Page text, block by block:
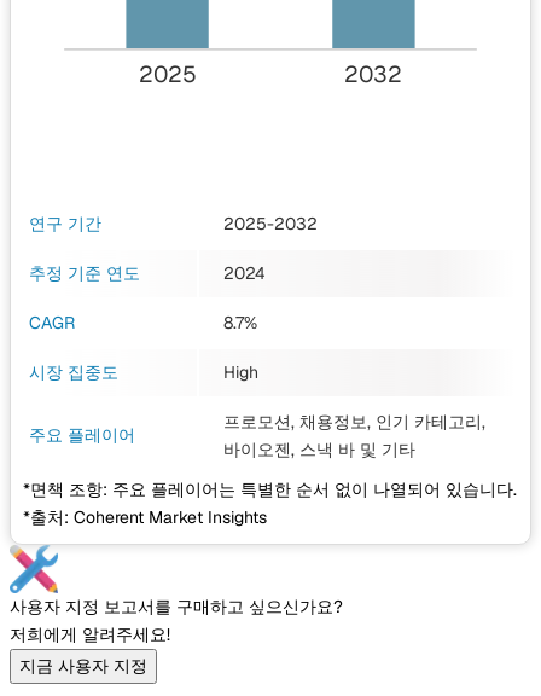
2025 2032
연구 기간 2025-2032
추정 기준 연도 2024
CAGR 8.7%
시장 집중도 High
주요 플레이어
프로모션, 채용정보, 인기 카테고리,
바이오젠, 스낵 바 및 기타
*면책 조항: 주요 플레이어는 특별한 순서 없이 나열되어 있습니다.
*출처: Coherent Market Insights
사용자 지정 보고서를 구매하고 싶으신가요?
저희에게 알려주세요!
지금 사용자 지정